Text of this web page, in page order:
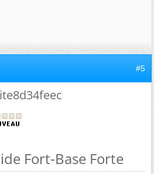
#5
Fort-Base Forte